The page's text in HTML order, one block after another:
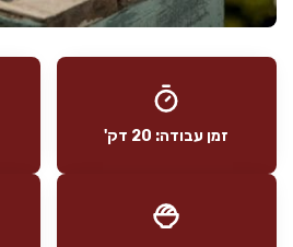
זמן עבודה: 20 דק'